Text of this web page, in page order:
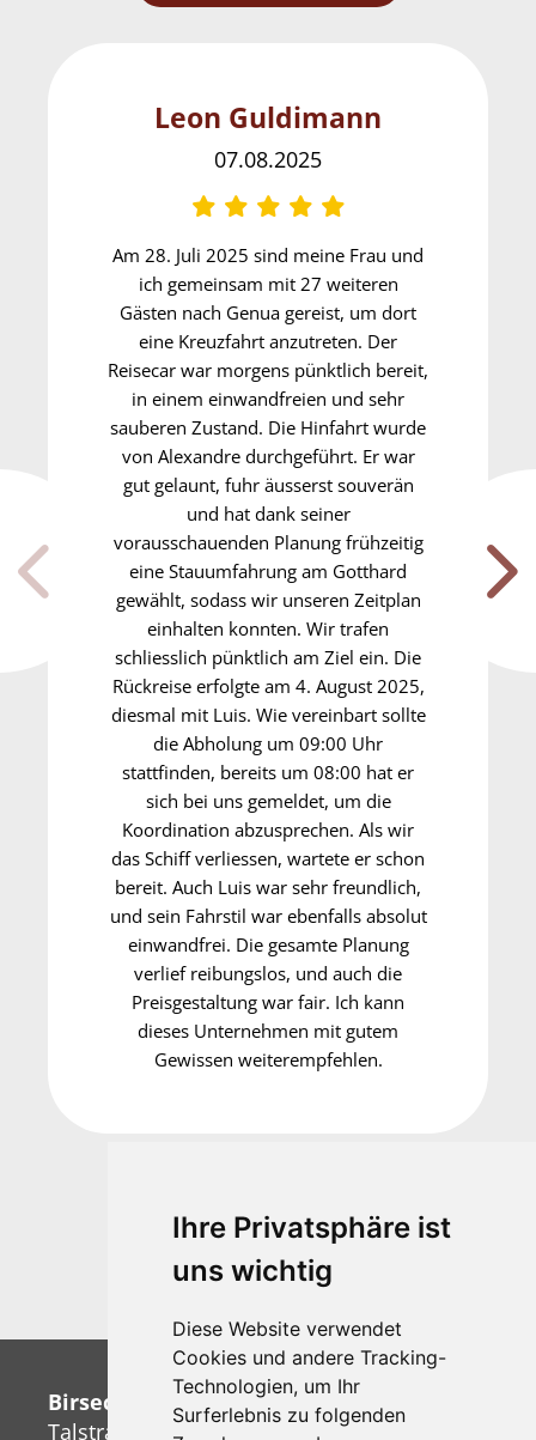
Ihre Privatsphäre ist
uns wichtig
Diese Website verwendet
Cookies und andere Tracking-
Technologien, um Ihr
Surferlebnis zu folgenden
Leon Guldimann
07.08.2025
Am 28. Juli 2025 sind meine Frau und
ich gemeinsam mit 27 weiteren
Gästen nach Genua gereist, um dort
eine Kreuzfahrt anzutreten. Der
Reisecar war morgens pünktlich bereit,
in einem einwandfreien und sehr
sauberen Zustand. Die Hinfahrt wurde
von Alexandre durchgeführt. Er war
gut gelaunt, fuhr äusserst souverän
und hat dank seiner
vorausschauenden Planung frühzeitig
eine Stauumfahrung am Gotthard
gewählt, sodass wir unseren Zeitplan
einhalten konnten. Wir trafen
schliesslich pünktlich am Ziel ein. Die
Rückreise erfolgte am 4. August 2025,
diesmal mit Luis. Wie vereinbart sollte
die Abholung um 09:00 Uhr
stattfinden, bereits um 08:00 hat er
sich bei uns gemeldet, um die
Koordination abzusprechen. Als wir
das Schiff verliessen, wartete er schon
bereit. Auch Luis war sehr freundlich,
und sein Fahrstil war ebenfalls absolut
einwandfrei. Die gesamte Planung
verlief reibungslos, und auch die
Preisgestaltung war fair. Ich kann
dieses Unternehmen mit gutem
Gewissen weiterempfehlen.
Telefonberatung:
+41 (0)61 706 94 54
Birseck-Reisen+Transporte AG
Talstrasse 38